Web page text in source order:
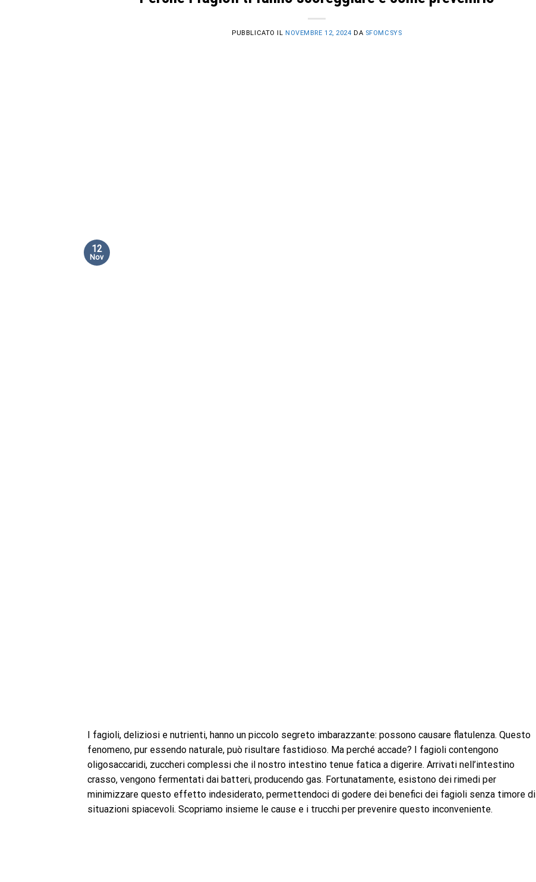
PUBBLICATO IL NOVEMBRE 12, 2024 DA SFOMCSYS
12
Nov
I fagioli, deliziosi e nutrienti, hanno un piccolo segreto imbarazzante: possono causare flatulenza. Questo
fenomeno, pur essendo naturale, può risultare fastidioso. Ma perché accade? I fagioli contengono
oligosaccaridi, zuccheri complessi che il nostro intestino tenue fatica a digerire. Arrivati nell’intestino
crasso, vengono fermentati dai batteri, producendo gas. Fortunatamente, esistono dei rimedi per
minimizzare questo effetto indesiderato, permettendoci di godere dei benefici dei fagioli senza timore di
situazioni spiacevoli. Scopriamo insieme le cause e i trucchi per prevenire questo inconveniente.